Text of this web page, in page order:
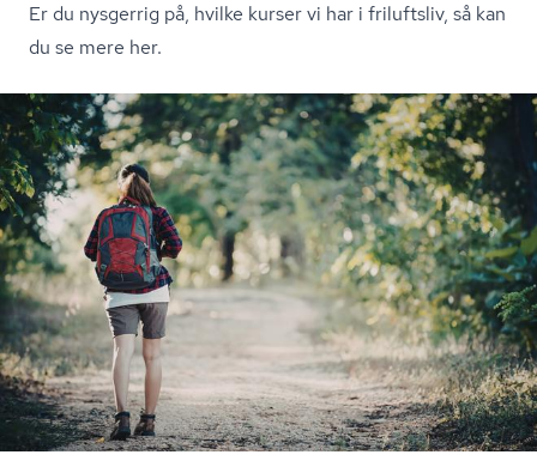
Er du nysgerrig på, hvilke kurser vi har i friluftsliv, så kan
du se mere her.